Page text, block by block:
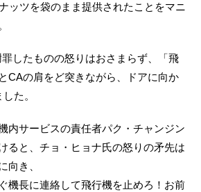
ッツを袋のまま提供されたことをマニ
したものの怒りはおさまらず、「飛
CAの肩をど突きながら、ドアに向か
た。
内サービスの責任者パク・チャンジン
ると、チョ・ヒョナ氏の怒りの矛先は
向き、
機長に連絡して飛行機を止めろ！お前